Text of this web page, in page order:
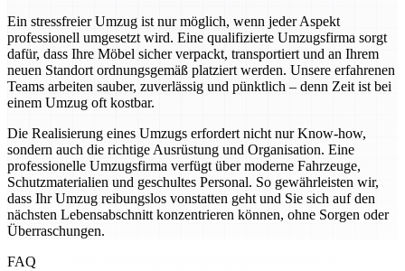
Ein stressfreier Umzug ist nur möglich, wenn jeder Aspekt
professionell umgesetzt wird. Eine qualifizierte Umzugsfirma sorgt
dafür, dass Ihre Möbel sicher verpackt, transportiert und an Ihrem
neuen Standort ordnungsgemäß platziert werden. Unsere erfahrenen
Teams arbeiten sauber, zuverlässig und pünktlich – denn Zeit ist bei
einem Umzug oft kostbar.
Die Realisierung eines Umzugs erfordert nicht nur Know-how,
sondern auch die richtige Ausrüstung und Organisation. Eine
professionelle Umzugsfirma verfügt über moderne Fahrzeuge,
Schutzmaterialien und geschultes Personal. So gewährleisten wir,
dass Ihr Umzug reibungslos vonstatten geht und Sie sich auf den
nächsten Lebensabschnitt konzentrieren können, ohne Sorgen oder
Überraschungen.
FAQ